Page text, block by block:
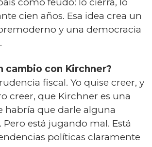
cien años. Esa idea crea un
y una democracia
cambio con Kirchner?
fiscal. Yo quise creer, y
creer, que Kirchner es una
habría que darle alguna
está jugando mal. Está
políticas claramente